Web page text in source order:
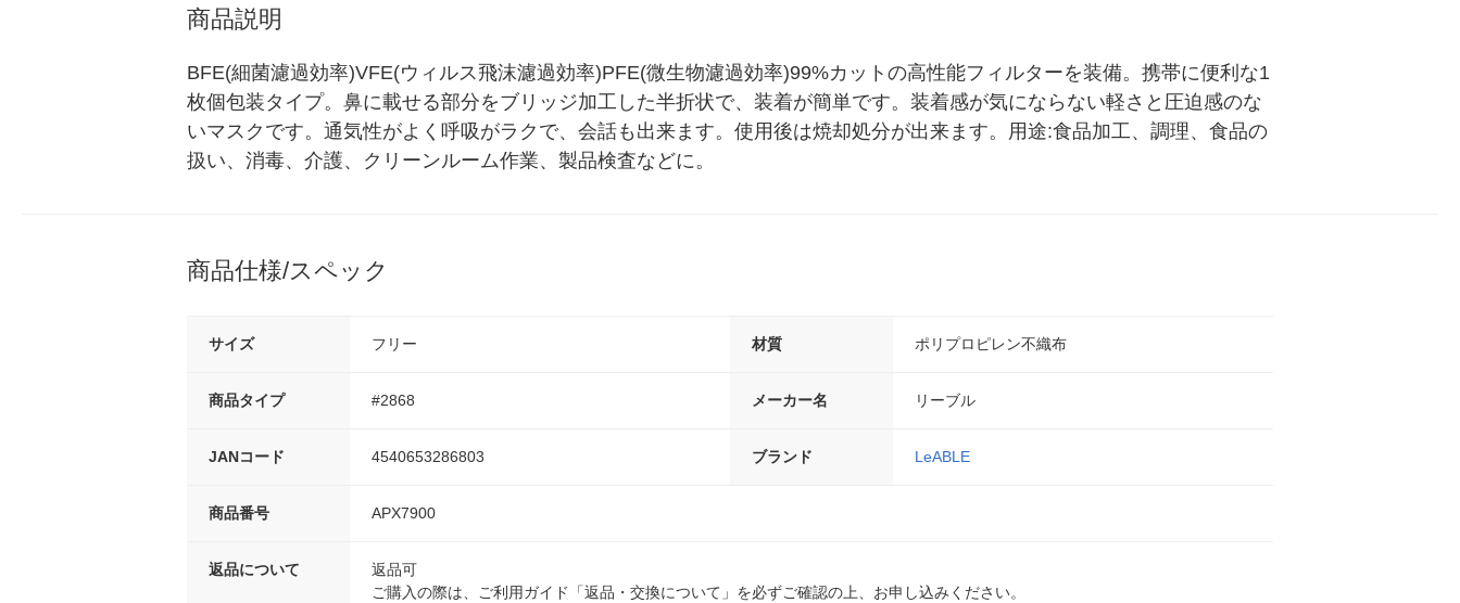
商品説明
BFE(細菌濾過効率)VFE(ウィルス飛沫濾過効率)PFE(微生物濾過効率)99%カットの高性能フィルターを装備。携帯に便利な1
枚個包装タイプ。鼻に載せる部分をブリッジ加工した半折状で、装着が簡単です。装着感が気にならない軽さと圧迫感のな
いマスクです。通気性がよく呼吸がラクで、会話も出来ます。使用後は焼却処分が出来ます。用途:食品加工、調理、食品の
扱い、消毒、介護、クリーンルーム作業、製品検査などに。
商品仕様/スペック
サイズ フリー 材質 ポリプロピレン不織布
商品タイプ #2868 メーカー名 リーブル
JANコード 4540653286803 ブランド LeABLE
商品番号 APX7900
返品について
返品可
ご購入の際は、ご利用ガイド「返品・交換について」を必ずご確認の上、お申し込みください。